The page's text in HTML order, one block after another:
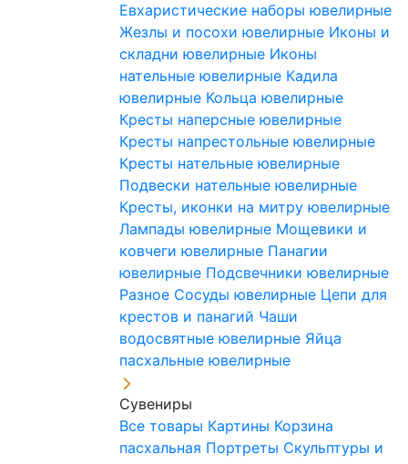
Евхаристические наборы ювелирные
Жезлы и посохи ювелирные Иконы и
складни ювелирные Иконы
нательные ювелирные Кадила
ювелирные Кольца ювелирные
Кресты наперсные ювелирные
Кресты напрестольные ювелирные
Кресты нательные ювелирные
Подвески нательные ювелирные
Кресты, иконки на митру ювелирные
Лампады ювелирные Мощевики и
ковчеги ювелирные Панагии
ювелирные Подсвечники ювелирные
Разное Сосуды ювелирные Цепи для
крестов и панагий Чаши
водосвятные ювелирные Яйца
пасхальные ювелирные
Сувениры
Все товары Картины Корзина
пасхальная Портреты Скульптуры и